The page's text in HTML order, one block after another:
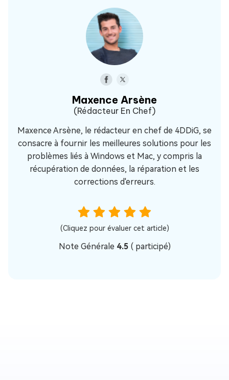
Maxence Arsène
(Rédacteur En Chef)
Maxence Arsène, le rédacteur en chef de 4DDiG, se
consacre à fournir les meilleures solutions pour les
problèmes liés à Windows et Mac, y compris la
récupération de données, la réparation et les
corrections d'erreurs.
(Cliquez pour évaluer cet article)
Note Générale 4.5 ( participé)